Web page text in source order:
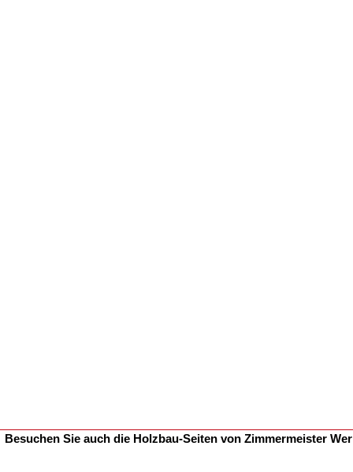
Besuchen Sie auch die Holzbau-Seiten von Zimmermeister